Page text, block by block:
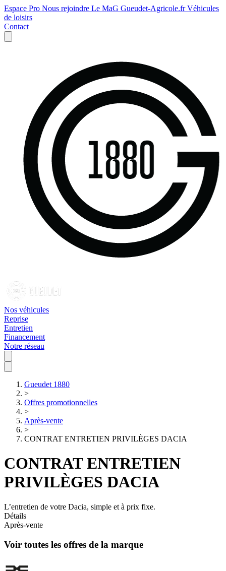
Espace Pro Nous rejoindre Le MaG Gueudet-Agricole.frVéhicules
de loisirs
Contact
Nos véhicules
Reprise
Entretien
Financement
Notre réseau
Gueudet 1880
>
Offres promotionnelles
>
Après-vente
>
CONTRAT ENTRETIEN PRIVILÈGES DACIA
CONTRAT ENTRETIEN
PRIVILÈGES DACIA
L’entretien de votre Dacia, simple et à prix fixe.
Détails
Après-vente
Voir toutes les offres de la marque